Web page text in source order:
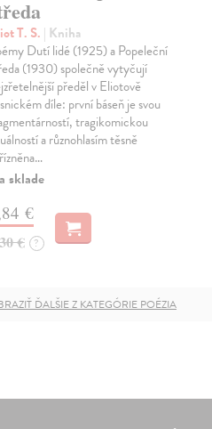
T. S. | Kniha
Dutí lidé (1925) a Popeleční
(1930) společně vytyčují
předěl v Eliotově
díle: první báseň je svou
tragikomickou
a různohlasím těsně
sklade
€
€ ?
ĎALŠIE Z KATEGÓRIE POÉZIA